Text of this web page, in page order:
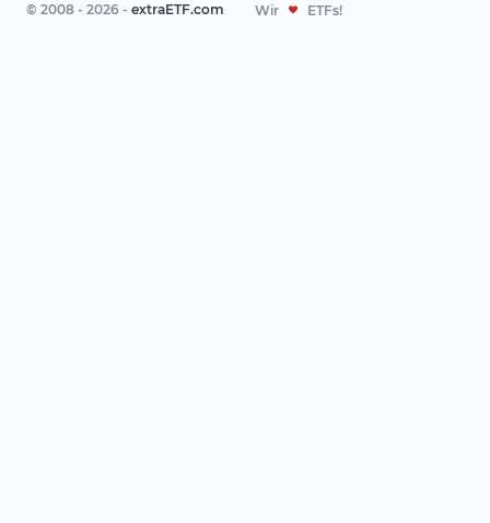
© 2008 - 2026 - extraETF.com Wir ETFs!